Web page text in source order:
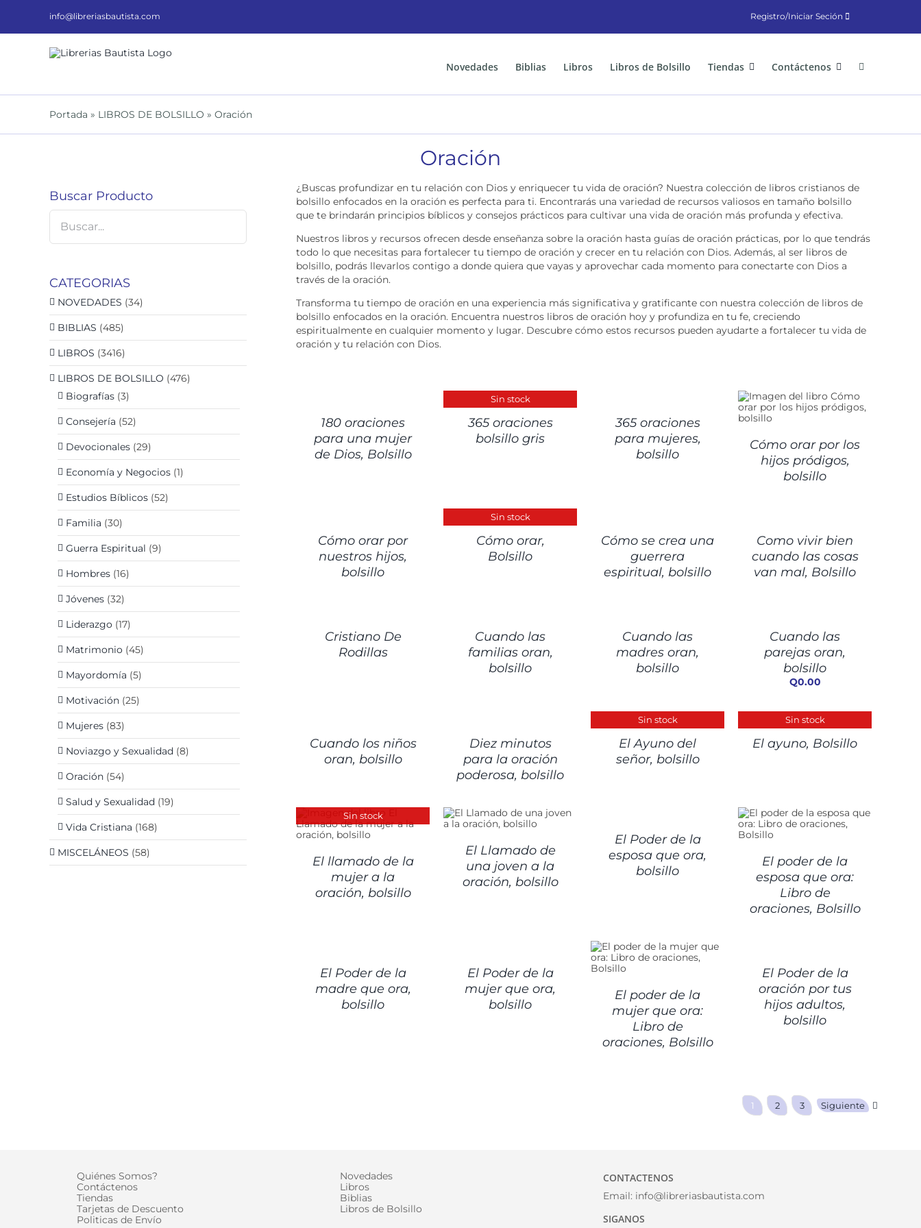
info@libreriasbautista.com Registro/Iniciar Seción
Novedades Biblias Libros Libros de Bolsillo Tiendas Contáctenos
Portada » LIBROS DE BOLSILLO » Oración
Oración
¿Buscas profundizar en tu relación con Dios y enriquecer tu vida de oración? Nuestra colección de libros cristianos de
bolsillo enfocados en la oración es perfecta para ti. Encontrarás una variedad de recursos valiosos en tamaño bolsillo
que te brindarán principios bíblicos y consejos prácticos para cultivar una vida de oración más profunda y efectiva.
Nuestros libros y recursos ofrecen desde enseñanza sobre la oración hasta guías de oración prácticas, por lo que tendrás
todo lo que necesitas para fortalecer tu tiempo de oración y crecer en tu relación con Dios. Además, al ser libros de
bolsillo, podrás llevarlos contigo a donde quiera que vayas y aprovechar cada momento para conectarte con Dios a
través de la oración.
Transforma tu tiempo de oración en una experiencia más significativa y gratificante con nuestra colección de libros de
bolsillo enfocados en la oración. Encuentra nuestros libros de oración hoy y profundiza en tu fe, creciendo
espiritualmente en cualquier momento y lugar. Descubre cómo estos recursos pueden ayudarte a fortalecer tu vida de
oración y tu relación con Dios.
180 oraciones
para una mujer
de Dios, Bolsillo
Sin stock
DETALLES
365 oraciones
bolsillo gris
365 oraciones
para mujeres,
bolsillo
Cómo orar por los
hijos pródigos,
bolsillo
Cómo orar por
nuestros hijos,
bolsillo
Sin stock
DETALLES
Cómo orar,
Bolsillo
Cómo se crea una
guerrera
espiritual, bolsillo
Como vivir bien
cuando las cosas
van mal, Bolsillo
Cristiano De
Rodillas
Cuando las
familias oran,
bolsillo
Cuando las
madres oran,
bolsillo
DETALLESCuando las
parejas oran,
bolsillo
Q0.00
Cuando los niños
oran, bolsillo
Diez minutos
para la oración
poderosa, bolsillo
Sin stock
DETALLES
El Ayuno del
señor, bolsillo
Sin stock
DETALLES
El ayuno, Bolsillo
Sin stock
El llamado de la
mujer a la
oración, bolsillo
DETALLES
El Llamado de
una joven a la
oración, bolsillo
El Poder de la
esposa que ora,
bolsillo
El poder de la
esposa que ora:
Libro de
oraciones, Bolsillo
El Poder de la
madre que ora,
bolsillo
El Poder de la
mujer que ora,
bolsillo
El poder de la
mujer que ora:
Libro de
oraciones, Bolsillo
El Poder de la
oración por tus
hijos adultos,
bolsillo
1 2 3 Siguiente
Buscar Producto
CATEGORIAS
NOVEDADES (34)
BIBLIAS (485)
LIBROS (3416)
LIBROS DE BOLSILLO (476)
Biografías (3)
Consejería (52)
Devocionales (29)
Economía y Negocios (1)
Estudios Bíblicos (52)
Familia (30)
Guerra Espiritual (9)
Hombres (16)
Jóvenes (32)
Liderazgo (17)
Matrimonio (45)
Mayordomía (5)
Motivación (25)
Mujeres (83)
Noviazgo y Sexualidad (8)
Oración (54)
Salud y Sexualidad (19)
Vida Cristiana (168)
MISCELÁNEOS (58)
Quiénes Somos?
Contáctenos
Tiendas
Tarjetas de Descuento
Politicas de Envío
Novedades
Libros
Biblias
Libros de Bolsillo
CONTACTENOS
Email: info@libreriasbautista.com
SIGANOS